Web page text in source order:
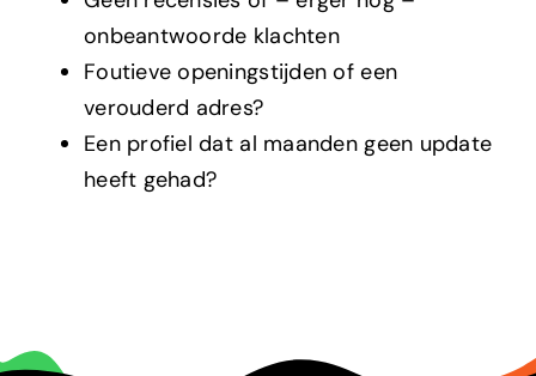
onbeantwoorde klachten
Foutieve openingstijden of een
verouderd adres?
Een profiel dat al maanden geen update
heeft gehad?